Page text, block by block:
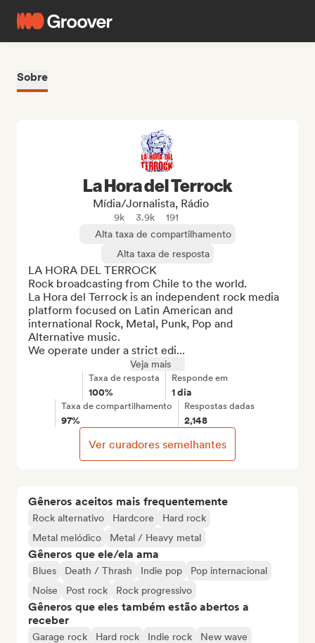
Sobre
Gêneros aceitos mais frequentemente
Rock alternativo Hardcore
Hard rock
Metal melódico
Metal / Heavy metal
Gêneros que ele/ela ama
Blues Death / Thrash Indie pop
Pop internacional
Noise
Post rock Rock progressivo
Gêneros que eles também estão abertos a
receber
Garage rock Hard rock Indie rock
New wave
La Hora del Terrock
Mídia/Jornalista, Rádio
9k 3.9k
191
Alta taxa de compartilhamento
Alta taxa de resposta
LA HORA DEL TERROCK
Rock broadcasting from Chile to the world.
La Hora del Terrock is an independent rock media
platform focused on Latin American and
international Rock, Metal, Punk, Pop and
Alternative music.
We operate under a strict edi...
Veja mais
Taxa de resposta
100%
Responde em
1 dia
Taxa de compartilhamento
97%
Respostas dadas
2,148
Ver curadores semelhantes